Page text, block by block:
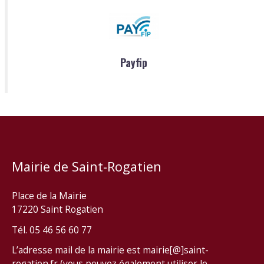
Payfip
Mairie de Saint-Rogatien
Place de la Mairie
17220 Saint Rogatien
Tél. 05 46 56 60 77
L’adresse mail de la mairie est mairie[@]saint-